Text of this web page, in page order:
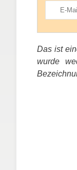
Das ist
wurde